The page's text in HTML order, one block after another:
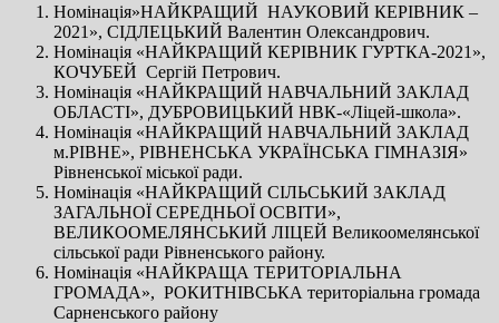
Номінація»НАЙКРАЩИЙ НАУКОВИЙ КЕРІВНИК –
2021», СІДЛЕЦЬКИЙ Валентин Олександрович.
Номінація «НАЙКРАЩИЙ КЕРІВНИК ГУРТКА-2021»,
КОЧУБЕЙ Сергій Петрович.
Номінація «НАЙКРАЩИЙ НАВЧАЛЬНИЙ ЗАКЛАД
ОБЛАСТІ», ДУБРОВИЦЬКИЙ НВК-«Ліцей-школа».
Номінація «НАЙКРАЩИЙ НАВЧАЛЬНИЙ ЗАКЛАД
м.РІВНЕ», РІВНЕНСЬКА УКРАЇНСЬКА ГІМНАЗІЯ»
Рівненської міської ради.
Номінація «НАЙКРАЩИЙ СІЛЬСЬКИЙ ЗАКЛАД
ЗАГАЛЬНОЇ СЕРЕДНЬОЇ ОСВІТИ»,
ВЕЛИКООМЕЛЯНСЬКИЙ ЛІЦЕЙ Великоомелянської
сільської ради Рівненського району.
Номінація «НАЙКРАЩА ТЕРИТОРІАЛЬНА
ГРОМАДА», РОКИТНІВСЬКА територіальна громада
Сарненського району